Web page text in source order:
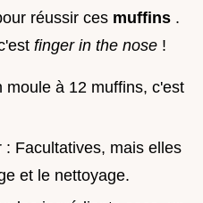
réussir ces muffins .
finger in the nose !
moule à 12 muffins, c'est
: Facultatives, mais elles
et le nettoyage.